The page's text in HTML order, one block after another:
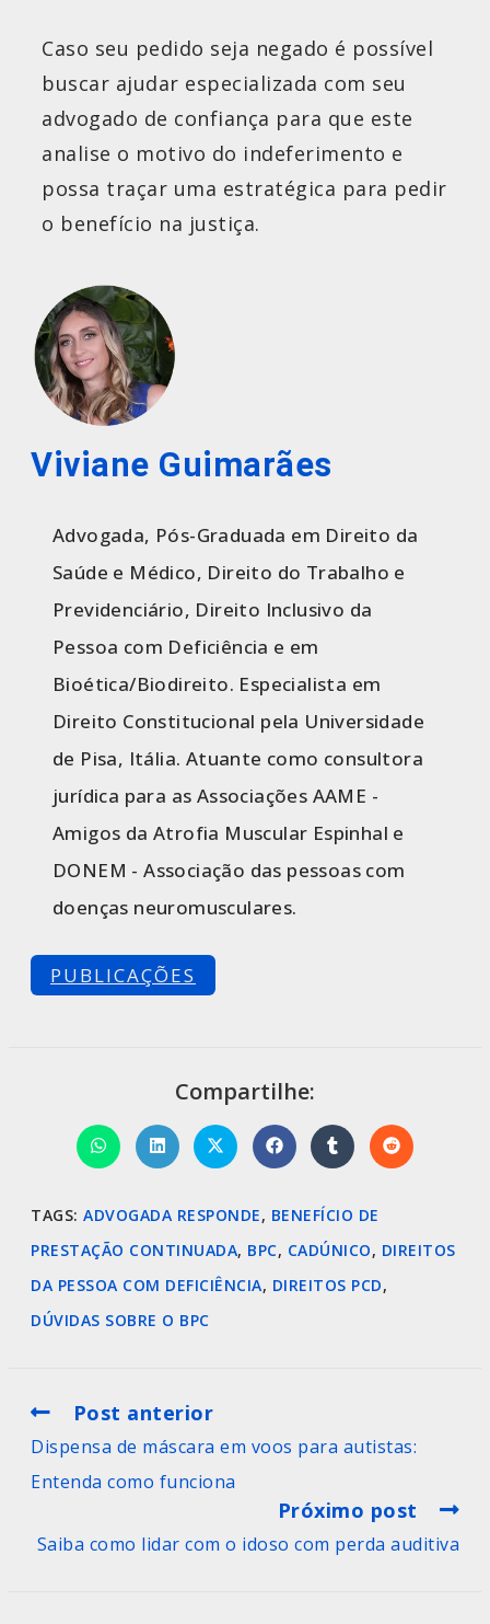
Caso seu pedido seja negado é possível
buscar ajudar especializada com seu
advogado de confiança para que este
analise o motivo do indeferimento e
possa traçar uma estratégica para pedir
o benefício na justiça.
Viviane Guimarães
Advogada, Pós-Graduada em Direito da
Saúde e Médico, Direito do Trabalho e
Previdenciário, Direito Inclusivo da
Pessoa com Deficiência e em
Bioética/Biodireito. Especialista em
Direito Constitucional pela Universidade
de Pisa, Itália. Atuante como consultora
jurídica para as Associações AAME -
Amigos da Atrofia Muscular Espinhal e
DONEM - Associação das pessoas com
doenças neuromusculares.
PUBLICAÇÕES
Compartilhe:
TAGS: ADVOGADA RESPONDE, BENEFÍCIO DE
PRESTAÇÃO CONTINUADA, BPC, CADÚNICO, DIREITOS
DA PESSOA COM DEFICIÊNCIA, DIREITOS PCD,
DÚVIDAS SOBRE O BPC
Post anterior
Dispensa de máscara em voos para autistas:
Entenda como funciona
Próximo post
Saiba como lidar com o idoso com perda auditiva